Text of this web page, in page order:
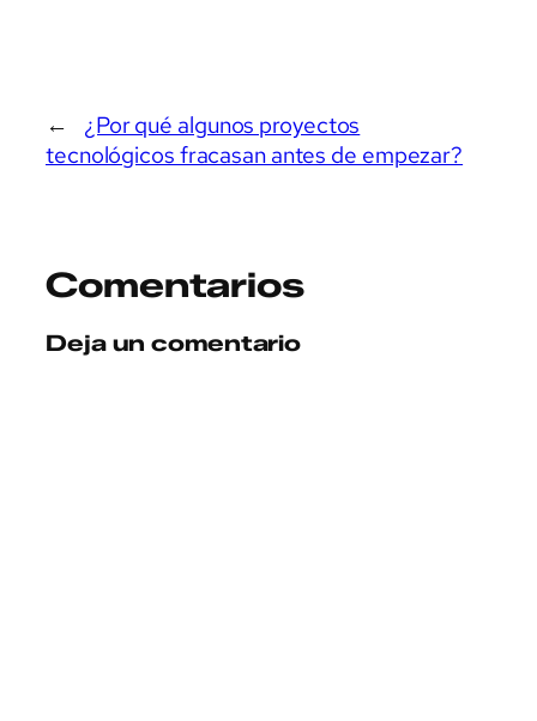
←
¿Por qué algunos proyectos
tecnológicos fracasan antes de empezar?
Comentarios
Deja un comentario